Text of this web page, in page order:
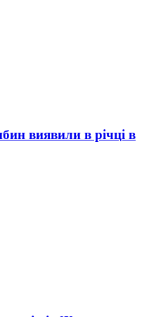
виявили в річці в